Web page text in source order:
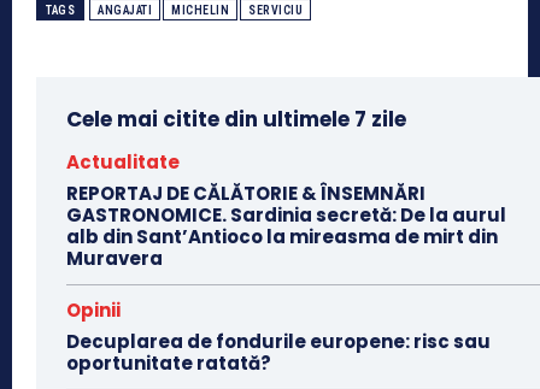
TAGS ANGAJATI MICHELIN SERVICIU
Cele mai citite din ultimele 7 zile
Actualitate
REPORTAJ DE CĂLĂTORIE & ÎNSEMNĂRI
GASTRONOMICE. Sardinia secretă: De la aurul
alb din Sant’Antioco la mireasma de mirt din
Muravera
Opinii
Decuplarea de fondurile europene: risc sau
oportunitate ratată?